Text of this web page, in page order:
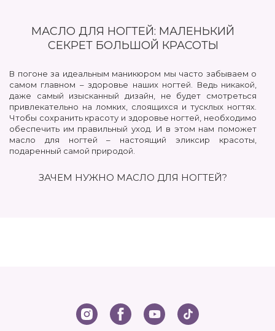
МАСЛО ДЛЯ НОГТЕЙ: МАЛЕНЬКИЙ
СЕКРЕТ БОЛЬШОЙ КРАСОТЫ
В погоне за идеальным маникюром мы часто забываем о
самом главном – здоровье наших ногтей. Ведь никакой,
даже самый изысканный дизайн, не будет смотреться
привлекательно на ломких, слоящихся и тусклых ногтях.
Чтобы сохранить красоту и здоровье ногтей, необходимо
обеспечить им правильный уход. И в этом нам поможет
масло для ногтей – настоящий эликсир красоты,
подаренный самой природой.
ЗАЧЕМ НУЖНО МАСЛО ДЛЯ НОГТЕЙ?
Стимуляция роста ногтей. Благодаря улучшению
кровообращения и питанию ногтевого матрикса,